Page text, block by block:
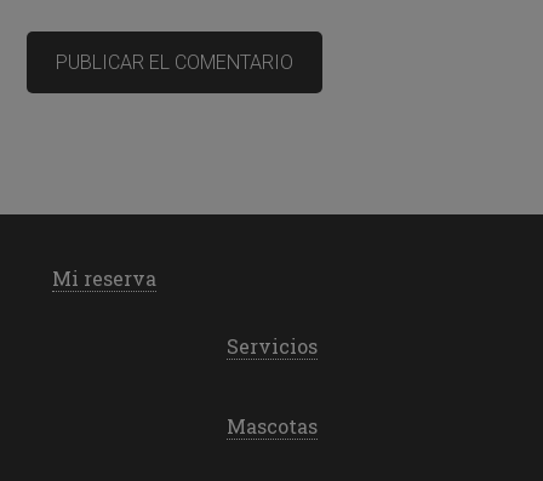
Mi reserva
Servicios
Mascotas